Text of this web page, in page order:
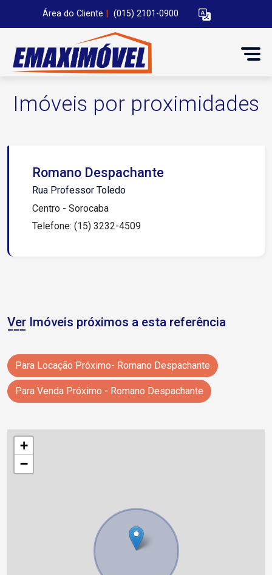
Área do Cliente (015) 2101-0900
Imóveis por proximidades
Romano Despachante
Rua Professor Toledo
Centro - Sorocaba
Telefone: (15) 3232-4509
Ver Imóveis próximos a esta referência
Para Locação Próximo- Romano Despachante
Para Venda Próximo - Romano Despachante
+
−